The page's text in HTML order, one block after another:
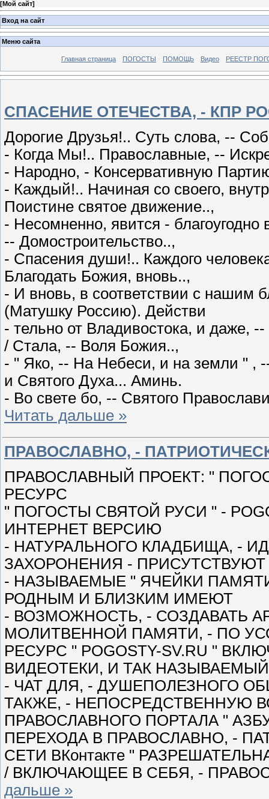
[Мой сайт]
Вход на сайт
Меню сайта
Главная страница ПОГОСТЫ ПОМОЩЬ Видео РЕЕСТР
СПАСЕНИЕ ОТЕЧЕСТВА, - КПР
Дорогие Друзья!.. Суть слова, --
- Когда Мы!.. Православные, --
- Народно, - Консервативную
- Каждый!.. Начиная со своего,
Поистине святое движение..,
- Несомненно, явится -
-- Домостроительство..,
- Спасения души!.. Каждого
Благодать Божия, вновь..,
- И вновь, в соответствии с нашим
(Матушку Россию). Действи
- тельно от Владивостока, и даже,
/ Стала, -- Воля Божия..,
- " Яко, -- На Небеси, и на земли " ,
и Святого Духа... Аминь.
- Во свете бо, -- Святого
Читать дальше »
ПРАВОСЛАВНО, -
ПРАВОСЛАВНЫЙ ПРОЕКТ: "
РЕСУРС
" ПОГОСТЫ СВЯТОЙ РУСИ " -
ИНТЕРНЕТ ВЕРСИЮ
- НАТУРАЛЬНОГО КЛАДБИЩА, -
ЗАХОРОНЕНИЯ - ПРИСУТСТВУЮТ
- НАЗЫВАЕМЫЕ " ЯЧЕЙКИ
РОДНЫМ И БЛИЗКИМ ИМЕЮТ
- ВОЗМОЖНОСТЬ, - СОЗДАВАТЬ
МОЛИТВЕННОЙ ПАМЯТИ, - ПО
РЕСУРС " POGOSTY-SV.RU "
ВИДЕОТЕКИ, И ТАК НАЗЫВАЕМЫЙ
- ЧАТ ДЛЯ, - ДУШЕПОЛЕЗНОГО
ТАКЖЕ, - НЕПОСРЕДСТВЕННУЮ
ПРАВОСЛАВНОГО ПОРТАЛА "
ПЕРЕХОДА В ПРАВОСЛАВНО, -
СЕТИ ВКонтакте "
/ ВКЛЮЧАЮЩЕЕ В СЕБЯ, -
дальше »